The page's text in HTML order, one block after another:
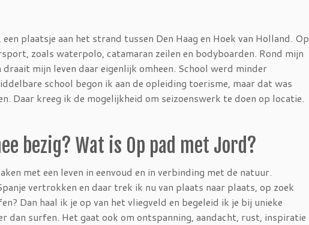
plaatsje aan het strand tussen Den Haag en Hoek van Holland. Op
zoals waterpolo, catamaran zeilen en bodyboarden. Rond mijn
mijn leven daar eigenlijk omheen. School werd minder
school begon ik aan de opleiding toerisme, maar dat was
Daar kreeg ik de mogelijkheid om seizoenswerk te doen op locatie.
bezig? Wat is Op pad met Jord?
met een leven in eenvoud en in verbinding met de natuur.
vertrokken en daar trek ik nu van plaats naar plaats, op zoek
Dan haal ik je op van het vliegveld en begeleid ik je bij unieke
dan surfen. Het gaat ook om ontspanning, aandacht, rust, inspiratie